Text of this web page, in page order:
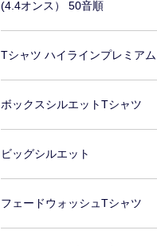
(4.4オンス） 50音順
Tシャツ ハイラインプレミアム
ボックスシルエットTシャツ
ビッグシルエット
フェードウォッシュTシャツ